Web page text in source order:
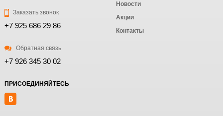
Заказать звонок
+7 925 686 29 86
Обратная связь
+7 926 345 30 02
Новости
Акции
Контакты
ПРИСОЕДИНЯЙТЕСЬ